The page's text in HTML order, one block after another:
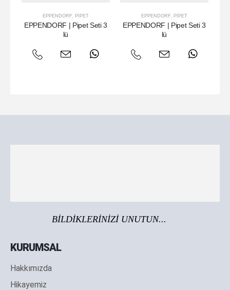
EPPENDORF, PIPET
EPPENDORF | Pipet Seti 3
lü
EPPENDORF, PIPET
EPPENDORF | Pipet Seti 3
lü
BİLDİKLERİNİZİ UNUTUN...
KURUMSAL
Hakkımızda
Hikayemiz